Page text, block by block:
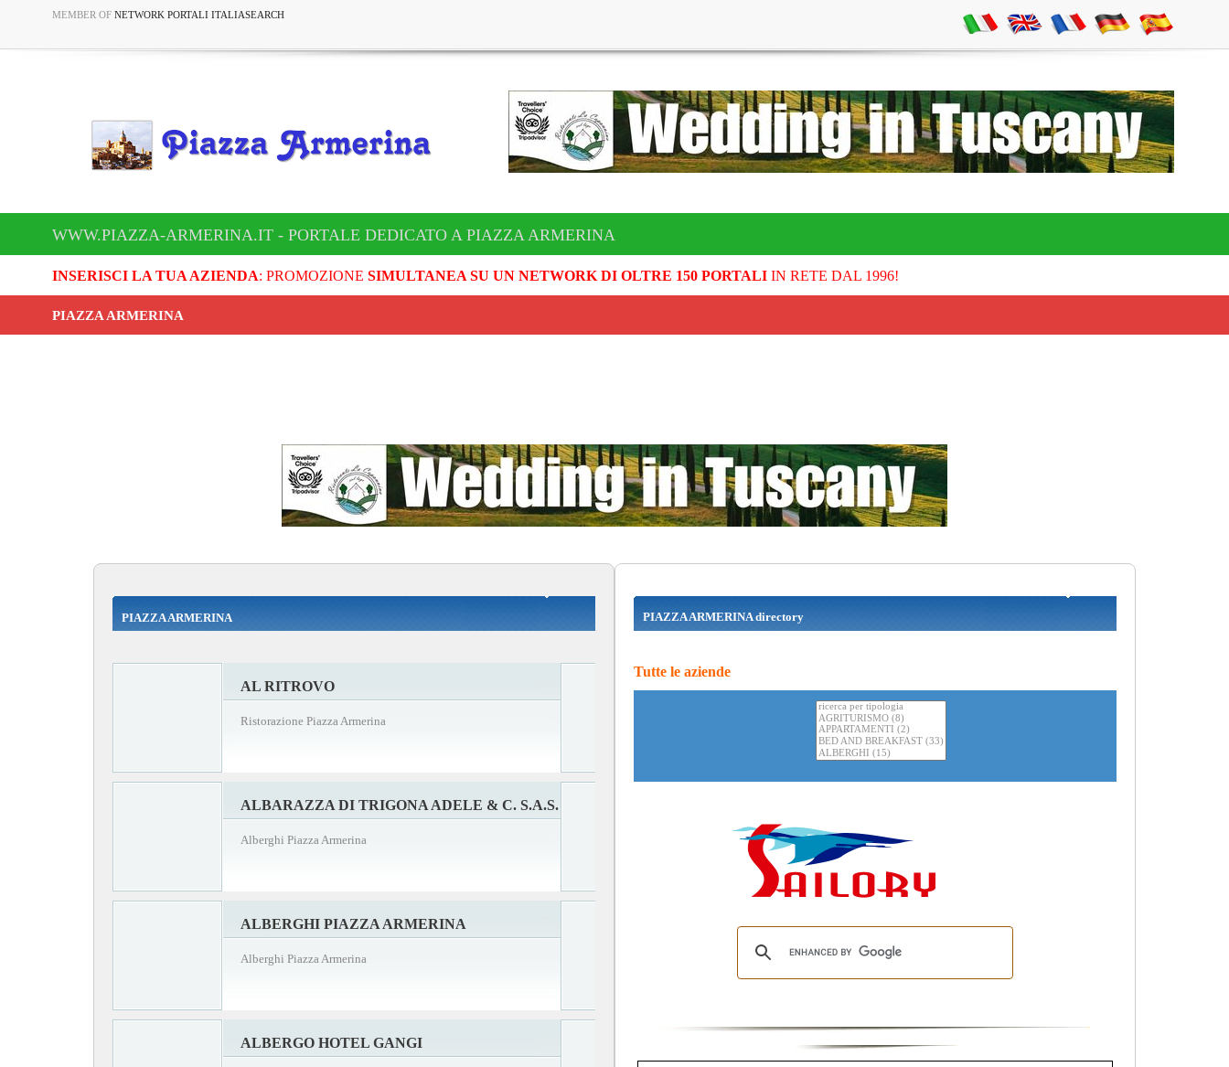
MEMBER OF NETWORK PORTALI ITALIASEARCH
WWW.PIAZZA-ARMERINA.IT - PORTALE DEDICATO A PIAZZA ARMERINA
INSERISCI LA TUA AZIENDA: PROMOZIONE SIMULTANEA SU UN NETWORK DI OLTRE 150 PORTALIIN RETE DAL 1996!
PIAZZA ARMERINA
PIAZZA ARMERINA
AL RITROVO
Ristorazione Piazza Armerina
ALBARAZZA DI TRIGONA ADELE & C. S.A.S.
Alberghi Piazza Armerina
ALBERGHI PIAZZA ARMERINA
Alberghi Piazza Armerina
ALBERGO HOTEL GANGI
PIAZZA ARMERINA directory
Tutte le aziende